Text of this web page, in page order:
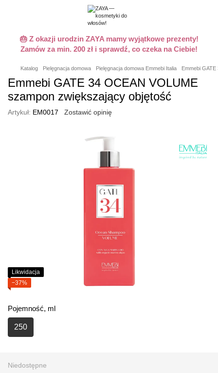
🎂 Z okazji urodzin ZAYA mamy wyjątkowe prezenty!
Zamów za min. 200 zł i sprawdź, co czeka na Ciebie!
Katalog Pielęgnacja domowa Pielęgnacja domowa Emmebi Italia Emmebi
Emmebi GATE 34 OCEAN VOLUME
szampon zwiększający objętość
Artykuł: EM0017 Zostawić opinię
Likwidacja
−37%
Pojemność, ml
250
Niedostępne